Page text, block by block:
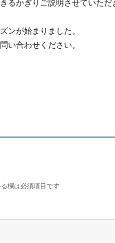
るかぎりご説明させていただ
ンが始まりました。
い合わせください。
欄は必須項目です